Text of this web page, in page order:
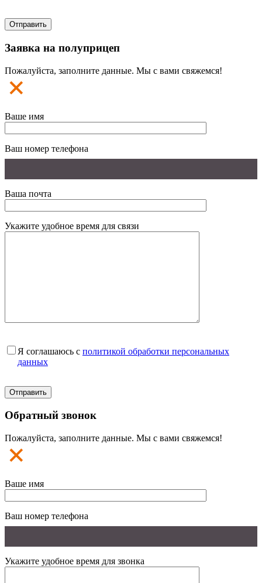
Заявка на полуприцеп
Пожалуйста, заполните данные. Мы с вами свяжемся!
Ваше имя
Ваш номер телефона
Ваша почта
Укажите удобное время для связи
Я соглашаюсь с политикой обработки персональных
данных
Обратный звонок
Пожалуйста, заполните данные. Мы с вами свяжемся!
Ваше имя
Ваш номер телефона
Укажите удобное время для звонка